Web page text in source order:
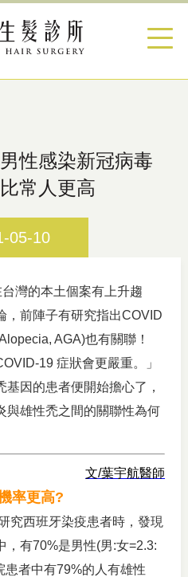
性感染新冠病毒
常人更高
05-10
灣的本土個案有上升趨
，前陣子有研究指出COVID
AGA)也有關聯！
19 症狀會更嚴重。」
因的患者便開始擔心了，
與雄性禿之間的關聯性為何
文/葉宇航醫師
率更高?
究西班牙染疫患者時，發現
，有70%是男性(男:女=2.3:
患者中有79%的人有雄性